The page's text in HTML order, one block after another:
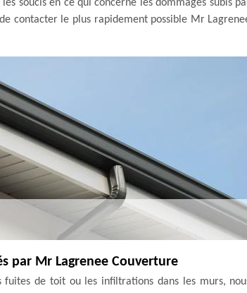
soucis en ce qui concerne les dommages subis
contacter le plus rapidement possible Mr
par Mr Lagrenee Couverture
fuites de toit ou les infiltrations dans les murs,